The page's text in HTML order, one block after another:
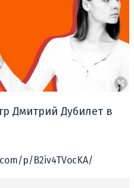
Дмитрий Дубилет в
p/B2iv4TVocKA/